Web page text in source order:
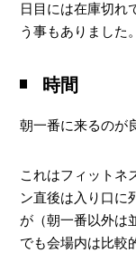
日目には在庫切れ
う事もありました。
時間
朝一番に来るのが
これはフィットネ
ン直後は入り口に
が（朝一番以外は
でも会場内は比較